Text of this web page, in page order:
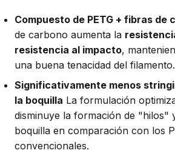
Compuesto de PETG + fibras de
de carbono aumenta la
resistencia al impacto,
una buena tenacidad del filamento.
Significativamente menos
la boquilla La formulación
disminuye la formación de "hilos"
boquilla en comparación con los
convencionales.